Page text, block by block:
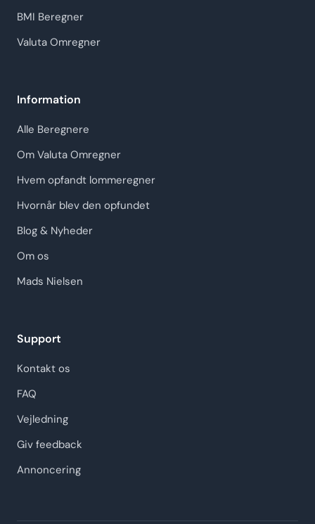
BMI Beregner
Valuta Omregner
Information
Alle Beregnere
Om Valuta Omregner
Hvem opfandt lommeregner
Hvornår blev den opfundet
Blog & Nyheder
Om os
Mads Nielsen
Support
Kontakt os
FAQ
Vejledning
Giv feedback
Annoncering